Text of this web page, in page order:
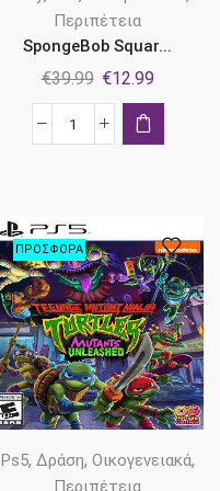
Περιπέτεια
SpongeBob Squar...
€39.99 Original
price
was:
€12.99Η
SpongeBob
Star
Game
Ps4
ποσότητα
ΠΡΟΣΦΟΡΆ
Ps5, Δράση, Οικογενειακά,
Περιπέτεια